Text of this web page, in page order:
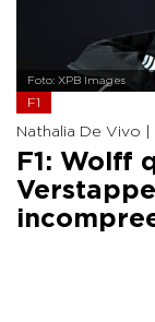
Foto: XPB Images
F1
Nathalia De Vivo |
F1: Wolff